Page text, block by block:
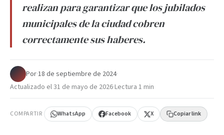
realizan para garantizar que los jubilados
municipales de la ciudad cobren
correctamente sus haberes.
Por·18 de septiembre de 2024·
Actualizado el31 de mayo de 2026·Lectura 1 min
COMPARTIR WhatsApp Facebook X Copiar link